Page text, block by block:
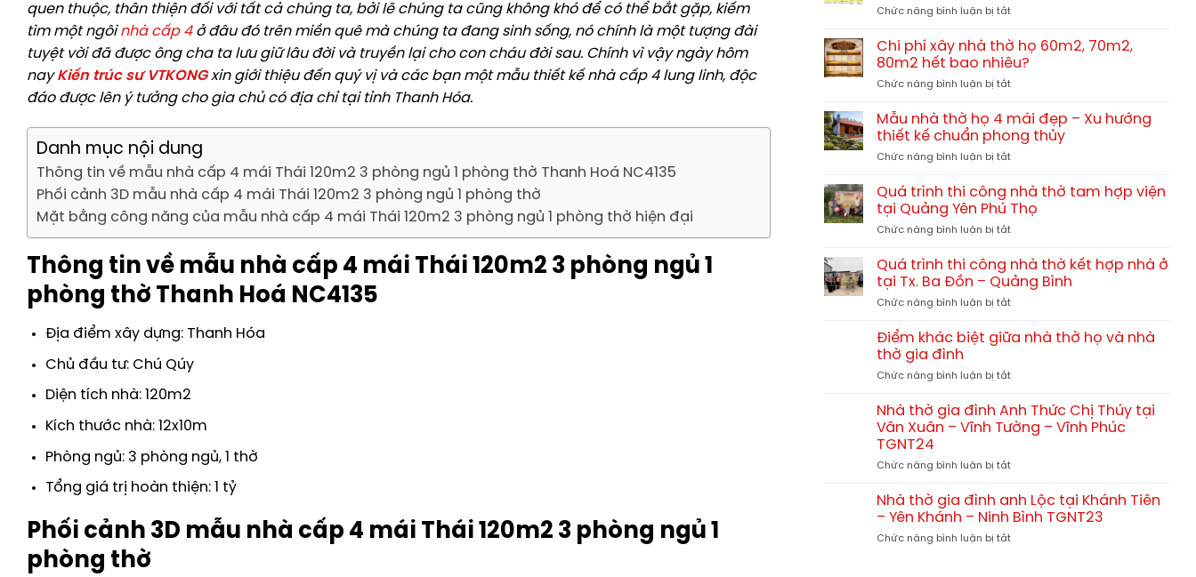
quen thuộc, thân thiện đối với tất cả chúng ta, bởi lẽ chúng ta cũng không khó để có thể bắt gặp, kiếm
tìm một ngôinhà cấp 4ở đâu đó trên miền quê mà chúng ta đang sinh sống, nó chính là một tượng đài
tuyệt vời đã được ông cha ta lưu giữ lâu đời và truyền lại cho con cháu đời sau. Chính vì vậy ngày hôm
nayKiến trúc sư VTKONGxin giới thiệu đến quý vị và các bạn một mẫu thiết kế nhà cấp 4 lung linh, độc
đáo được lên ý tưởng cho gia chủ có địa chỉ tại tỉnh Thanh Hóa.
Danh mục nội dung
Thông tin về mẫu nhà cấp 4 mái Thái 120m2 3 phòng ngủ 1 phòng thờ Thanh Hoá NC4135
Phối cảnh 3D mẫu nhà cấp 4 mái Thái 120m2 3 phòng ngủ 1 phòng thờ
Mặt bằng công năng của mẫu nhà cấp 4 mái Thái 120m2 3 phòng ngủ 1 phòng thờ hiện đại
Thông tin về mẫu nhà cấp 4 mái Thái 120m2 3 phòng ngủ 1
phòng thờ Thanh Hoá NC4135
Địa điểm xây dựng: Thanh Hóa
Chủ đầu tư: Chú Qúy
Diện tích nhà: 120m2
Kích thước nhà: 12x10m
Phòng ngủ: 3 phòng ngủ, 1 thờ
Tổng giá trị hoàn thiện: 1 tỷ
Phối cảnh 3D mẫu nhà cấp 4 mái Thái 120m2 3 phòng ngủ 1
phòng thờ
Hải
Quảng
Trị
họ
tông
giả
hay
tự
nhiên?
tiết
Chức năng bình luận bị tắtở
tính
chi
phí
xây
thờ
họ
chi
tiết
A-
Z
Chi phí xây nhà thờ họ 60m2, 70m2,
80m2 hết bao nhiêu?
Chức năng bình luận bị tắtở
phí
nhà
thờ
60m2,
70m2,
80m2
hết
nhiêu?
Mẫu nhà thờ họ 4 mái đẹp – Xu hướng
thiết kế chuẩn phong thủy
Chức năng bình luận bị tắtở
nhà
thờ
họ
4
đẹp
–
hướng
kế
Quá trình thi công nhà thờ tam hợp viện
tại Quảng Yên Phú Thọ
Chức năng bình luận bị tắtở
trình
thi
công
nhà
tam
tại
Yên
Phú
Quá trình thi công nhà thờ kết hợp nhà ở
tại Tx. Ba Đồn – Quảng Bình
Chức năng bình luận bị tắtở
trình
nhà
kết
hợp
tại
Ba
Đồn
Quảng
Điểm khác biệt giữa nhà thờ họ và nhà
thờ gia đình
Chức năng bình luận bị tắtở
khác
biệt
giữa
thờ
và
nhà
gia
Nhà thờ gia đình Anh Thức Chị Thúy tại
Vân Xuân – Vĩnh Tường – Vĩnh Phúc
TGNT24
Chức năng bình luận bị tắtở
thờ
gia
đình
Anh
Nhà thờ gia đình anh Lộc tại Khánh Tiên
– Yên Khánh – Ninh Bình TGNT23
Chức năng bình luận bị tắtở